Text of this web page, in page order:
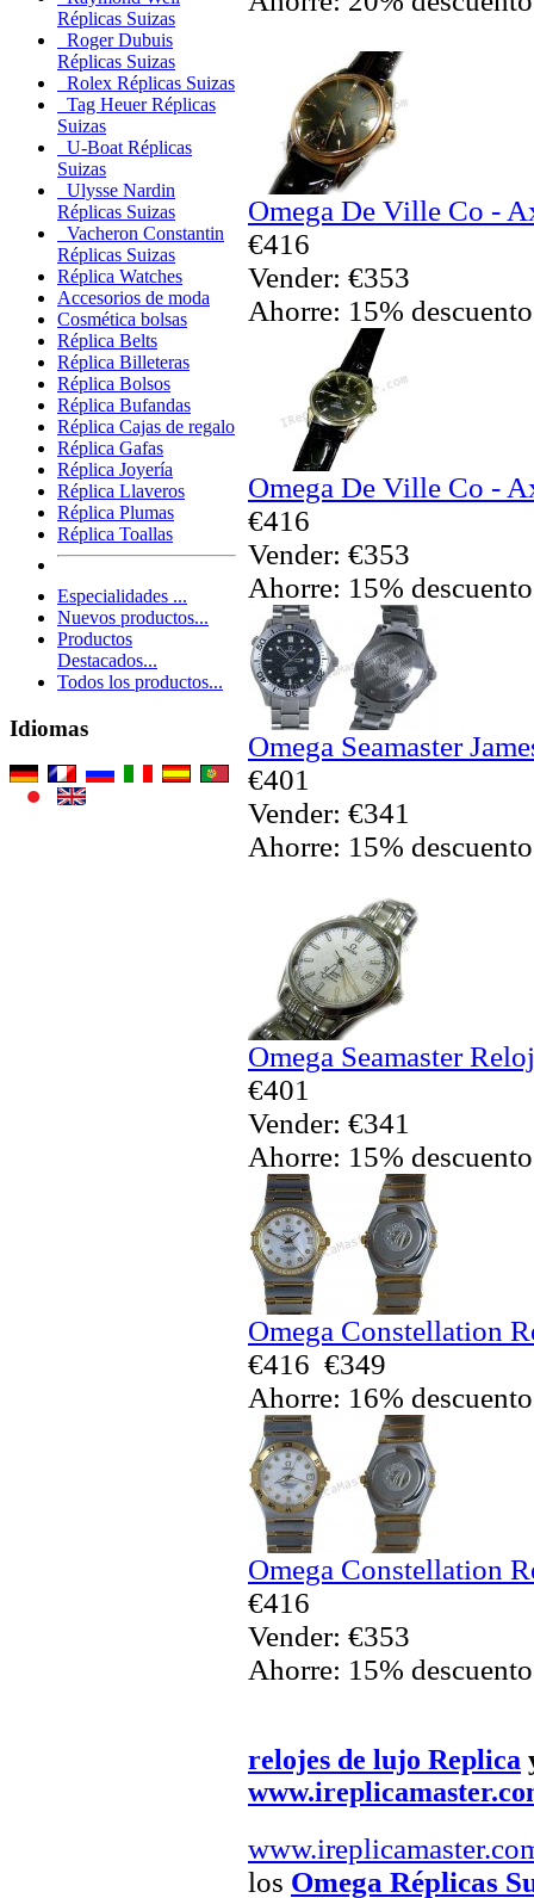
Réplicas Suizas
Roger Dubuis
Réplicas Suizas
Rolex Réplicas Suizas
Tag Heuer Réplicas
Suizas
U-Boat Réplicas
Suizas
Ulysse Nardin
Réplicas Suizas
Vacheron Constantin
Réplicas Suizas
Réplica Watches
Accesorios de moda
Cosmética bolsas
Réplica Belts
Réplica Billeteras
Réplica Bolsos
Réplica Bufandas
Réplica Cajas de regalo
Réplica Gafas
Réplica Joyería
Réplica Llaveros
Réplica Plumas
Réplica Toallas
Especialidades ...
Nuevos productos...
Productos
Destacados...
Todos los productos...
Idiomas
Omega De Ville Co -
€416
Vender: €353
Ahorre: 15% descuento
Omega De Ville Co -
€416
Vender: €353
Ahorre: 15% descuento
Omega Seamaster
€401
Vender: €341
Ahorre: 15% descuento
Omega Seamaster
€401
Vender: €341
Ahorre: 15% descuento
Omega Constellation
€416 €349
Ahorre: 16% descuento
Omega Constellation
€416
Vender: €353
Ahorre: 15% descuento
relojes de lujo Replica
los Omega Réplicas